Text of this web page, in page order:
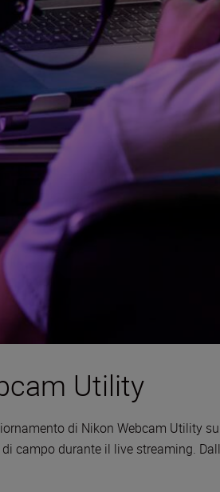
Utility
di Nikon Webcam Utility
campo durante il live streaming.